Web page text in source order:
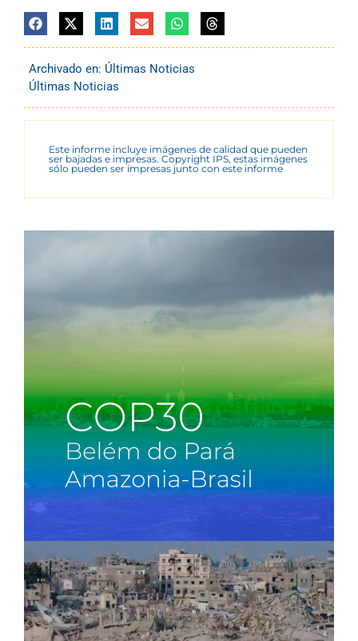
Archivado en: Últimas Noticias
Últimas Noticias
Este informe incluye imágenes de calidad que pueden
ser bajadas e impresas. Copyright IPS, estas imágenes
sólo pueden ser impresas junto con este informe